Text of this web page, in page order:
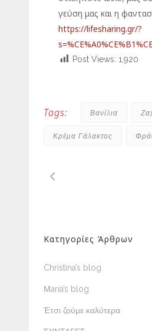
γεύση μας και η
https://lifesharing.gr/?
Post Views: 1,920
Tags: Βανίλια
Κρέμα Γάλακτος
Κατηγορίες Άρθρων
Christina’s blog
Μaria’s blog
Έτσι ζούμε καλύτερα